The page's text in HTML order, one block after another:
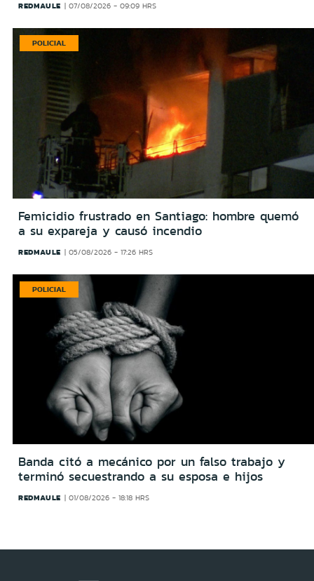
REDMAULE 07/08/2026 - 09:09 HRS
POLICIAL
Femicidio frustrado en Santiago: hombre quemó
a su expareja y causó incendio
REDMAULE 05/08/2026 - 17:26 HRS
POLICIAL
Banda citó a mecánico por un falso trabajo y
terminó secuestrando a su esposa e hijos
REDMAULE 01/08/2026 - 18:18 HRS